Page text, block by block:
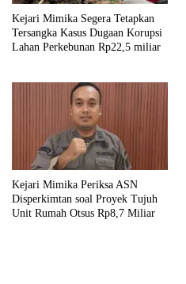
Kejari Mimika Segera Tetapkan
Tersangka Kasus Dugaan Korupsi
Lahan Perkebunan Rp22,5 miliar
Kejari Mimika Periksa ASN
Disperkimtan soal Proyek Tujuh
Unit Rumah Otsus Rp8,7 Miliar